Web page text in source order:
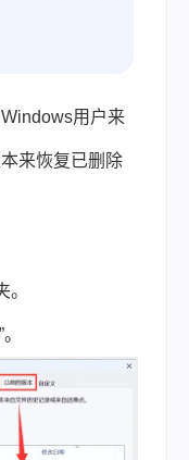
用户来
来恢复已删除